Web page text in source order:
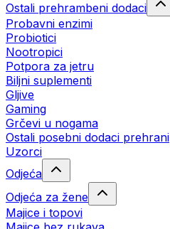
Ostali prehrambeni dodaci
Probavni enzimi
Probiotici
Nootropici
Potpora za jetru
Biljni suplementi
Gljive
Gaming
Grčevi u nogama
Ostali posebni dodaci prehrani
Uzorci
Odjeća
Odjeća za žene
Majice i topovi